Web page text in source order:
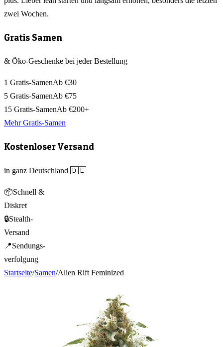
zwei Wochen.
Gratis Samen
& Öko-Geschenke bei jeder Bestellung
1 Gratis-SamenAb €30
5 Gratis-SamenAb €75
15 Gratis-SamenAb €200+
Mehr Gratis-Samen
Kostenloser Versand
in ganz Deutschland 🇩🇪
📦Schnell &
Diskret
🔒Stealth-
Versand
📍Sendungs-
verfolgung
Startseite/Samen/Alien Rift Feminized